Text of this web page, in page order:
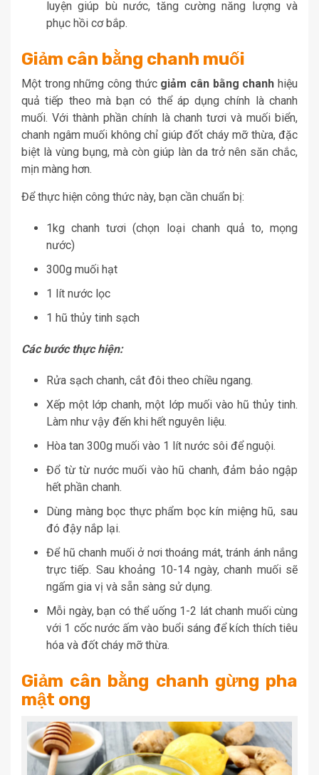
luyện giúp bù nước, tăng cường năng lượng và
phục hồi cơ bắp.
Giảm cân bằng chanh muối
Một trong những công thức giảm cân bằng chanh hiệu
quả tiếp theo mà bạn có thể áp dụng chính là chanh
muối. Với thành phần chính là chanh tươi và muối biển,
chanh ngâm muối không chỉ giúp đốt cháy mỡ thừa, đặc
biệt là vùng bụng, mà còn giúp làn da trở nên săn chắc,
mịn màng hơn.
Để thực hiện công thức này, bạn cần chuẩn bị:
1kg chanh tươi (chọn loại chanh quả to, mọng
nước)
300g muối hạt
1 lít nước lọc
1 hũ thủy tinh sạch
Các bước thực hiện:
Rửa sạch chanh, cắt đôi theo chiều ngang.
Xếp một lớp chanh, một lớp muối vào hũ thủy tinh.
Làm như vậy đến khi hết nguyên liệu.
Hòa tan 300g muối vào 1 lít nước sôi để nguội.
Đổ từ từ nước muối vào hũ chanh, đảm bảo ngập
hết phần chanh.
Dùng màng bọc thực phẩm bọc kín miệng hũ, sau
đó đậy nắp lại.
Để hũ chanh muối ở nơi thoáng mát, tránh ánh nắng
trực tiếp. Sau khoảng 10-14 ngày, chanh muối sẽ
ngấm gia vị và sẵn sàng sử dụng.
Mỗi ngày, bạn có thể uống 1-2 lát chanh muối cùng
với 1 cốc nước ấm vào buổi sáng để kích thích tiêu
hóa và đốt cháy mỡ thừa.
Giảm cân bằng chanh gừng pha
mật ong